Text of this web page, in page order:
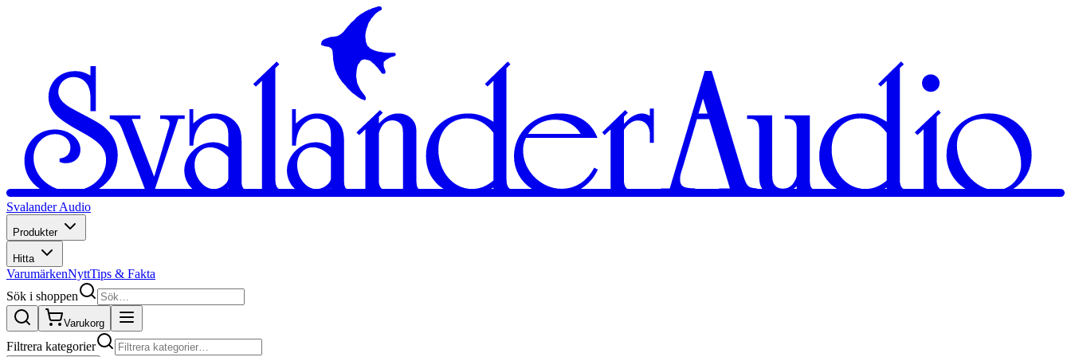
Svalander Audio
Produkter
Hitta
VarumärkenNyttTips & Fakta
Sök i shoppen
Varukorg
Filtrera kategorier